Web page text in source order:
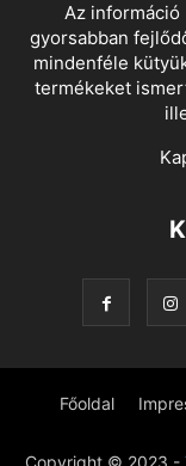
Az információ
gyorsabban
mindenféle
termékeket
Főoldal